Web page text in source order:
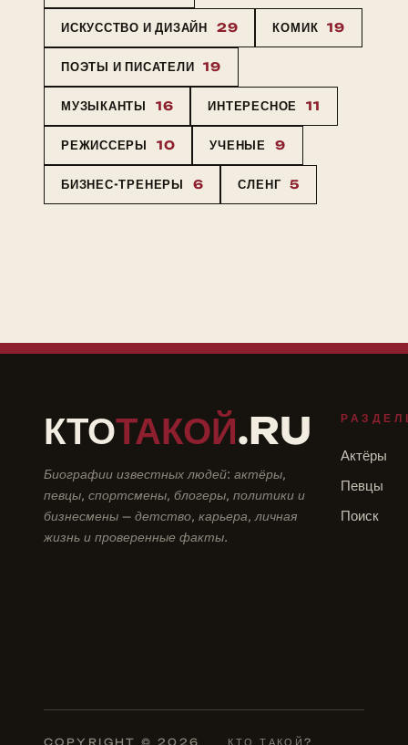
ИСКУССТВО И ДИЗАЙН 29 КОМИК 19
ПОЭТЫ И ПИСАТЕЛИ 19
МУЗЫКАНТЫ 16 ИНТЕРЕСНОЕ 11
РЕЖИССЕРЫ 10 УЧЕНЫЕ 9
БИЗНЕС-ТРЕНЕРЫ 6 СЛЕНГ 5
КТОТАКОЙ.RU
Биографии известных людей: актёры,
певцы, спортсмены, блогеры, политики и
бизнесмены — детство, карьера, личная
жизнь и проверенные факты.
Актёры
Певцы
Поиск
COPYRIGHT © 2026
КТО ТАКОЙ?